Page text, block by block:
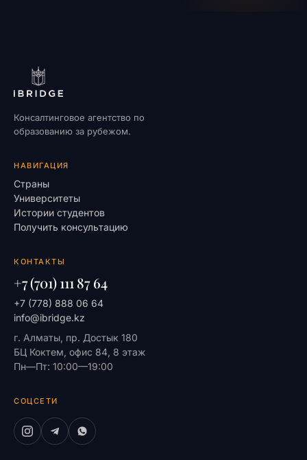
Консалтинговое агентство по
образованию за рубежом.
НАВИГАЦИЯ
Страны
Университеты
Истории студентов
Получить консультацию
КОНТАКТЫ
+7 (701) 111 87 64
+7 (778) 888 06 64
info@ibridge.kz
г. Алматы, пр. Достык 180
БЦ Коктем, офис 84, 8 этаж
Пн—Пт: 10:00—19:00
СОЦСЕТИ